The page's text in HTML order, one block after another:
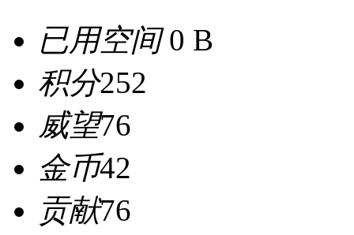
已用空间0 B
积分252
威望76
金币42
贡献76